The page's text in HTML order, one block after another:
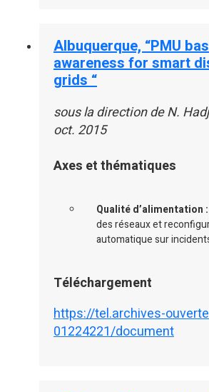
Albuquerque, “PMU
awareness for smart
grids “
sous la direction de N.
oct. 2015
Axes et thématiques
Qualité d’alimentation :
des réseaux et
automatique sur
Téléchargement
https://tel.archives-
01224221/document